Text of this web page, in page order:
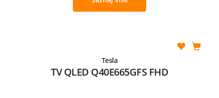
Tesla
TV QLED Q40E665GFS FHD